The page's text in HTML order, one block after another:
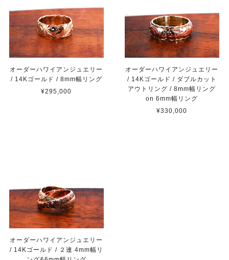
オーダーハワイアンジュエリー
/ 14Kゴールド / 8mm幅リング
¥295,000
オーダーハワイアンジュエリー
/ 14Kゴールド / ダブルカット
アウトリング / 8mm幅リング
on 6mm幅リング
¥330,000
オーダーハワイアンジュエリー
/ 14Kゴールド / ２連 4mm幅リ